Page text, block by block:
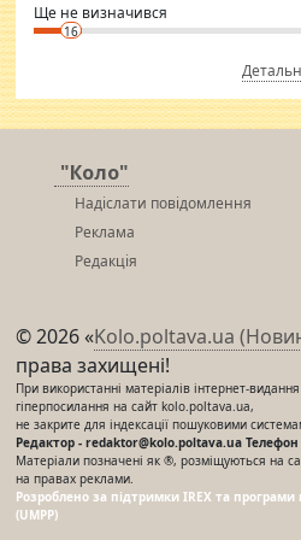
Ще не визначився
16
"Коло"
Надіслати повідомлення
Реклама
Редакція
© 2026 «Kolo.poltava.ua
права захищені!
При використанні матеріалів інтернет-
гіперпосилання на сайт kolo.poltava.ua,
не закрите для індексації пошуковими
Редактор - redaktor@kolo.poltava.ua Телефон
Матеріали позначені як ®, розміщуються на
на правах реклами.
Розроблено за підтримки IREX та програми
(UMPP)